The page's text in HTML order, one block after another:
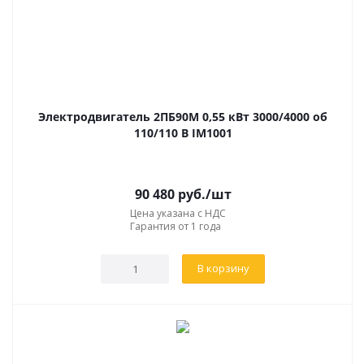
таким образом:
– закрытое исполнение в защищённом корпусе с
естественным воздушным охлаждением;
– значение высоты вращающей оси, мм;
– значение условной длины якорного сердечника:
– наличие в системе тахогенератора: Г –
Электродвигатель 2ПБ90М 0,55 кВт 3000/4000 об
110/110 В IM1001
90 480руб./шт
Цена указана с НДС
Гарантия от 1 года
В корзину